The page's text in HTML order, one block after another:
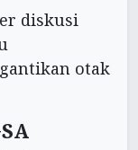
diskusi
otak